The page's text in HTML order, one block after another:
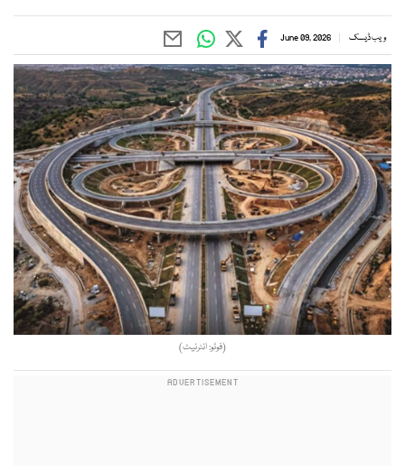
ویب ڈیسک June 09, 2026
(فوٹو: انٹرنیٹ)